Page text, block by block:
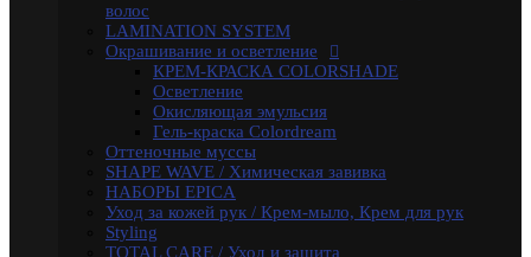
KERATIN PRO / Реконструкция и восстановление
волос
ARGANIA RISE ORGANIC / Блеск и гладкость волос
AMBER SHINE ORGANIC / Для придания блеска
DEEP RECOVER / Восстановление поврежденных
VOLUME BOOSTER / Для придания объема
RICH COLOR / Для окрашенных волос
COMPLEX PRO / Защита во время и после
окрашивания
COLLAGEN PRO / Глубокое увлажнение волос
INTENSE MOISTURE / Для увлажнения и питания
волос
LAMINATION SYSTEM
Окрашивание и осветление
КРЕМ-КРАСКА COLORSHADE
Осветление
Окисляющая эмульсия
Гель-краска Colordream
Оттеночные муссы
SHAPE WAVE / Химическая завивка
НАБОРЫ EPICA
Уход за кожей рук / Крем-мыло, Крем для рук
Styling
TOTAL CARE / Уход и защита